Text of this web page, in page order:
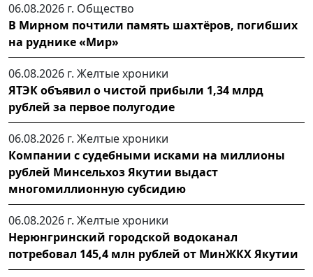
06.08.2026 г. Общество
В Мирном почтили память шахтёров, погибших
на руднике «Мир»
06.08.2026 г. Желтые хроники
ЯТЭК объявил о чистой прибыли 1,34 млрд
рублей за первое полугодие
06.08.2026 г. Желтые хроники
Компании с судебными исками на миллионы
рублей Минсельхоз Якутии выдаст
многомиллионную субсидию
06.08.2026 г. Желтые хроники
Нерюнгринский городской водоканал
потребовал 145,4 млн рублей от МинЖКХ Якутии